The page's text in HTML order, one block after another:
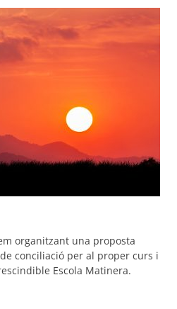
organitzant una proposta
conciliació per al proper curs i
Escola Matinera.